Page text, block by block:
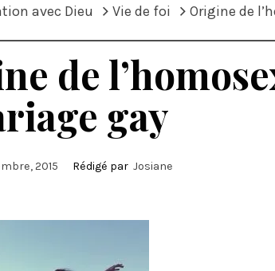
avec Dieu Vie de foi Origine de
de
gay
2015 Rédigé par Josiane